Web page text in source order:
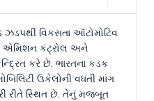
ઝડપથી વિકસતા ઑટોમોટિવ
એમિશન કંટ્રોલ અને
કરે છે. ભારતના કડક
ઉકેલોની વધતી માંગ
રીતે સ્થિત છે. તેનું મજબૂત